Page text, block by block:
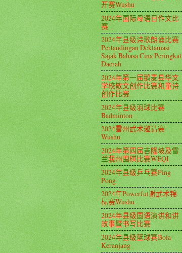
开赛Wushu
2024年国际母语日作文比
赛
2024年县级诗歌朗诵比赛
Pertandingan Deklamasi
Sajak Bahasa Cina Peringkat
Daerah
2024年第一届鹅麦县华文
学校散文创作比赛和童诗
创作比赛
2024年县级羽球比赛
Badminton
2024雪州武术邀请赛
Wushu
2024年第四届吉隆坡及雪
兰莪州围棋比赛WEQI
2024年县级乒乓赛Ping
Pong
2024年Powerful谢武术锦
标赛Wushu
2024年县级国语演讲和讲
故事暨书写比赛
2024年县级篮球赛Bola
Keranjang